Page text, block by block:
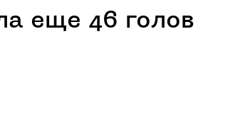
еще 46 голов